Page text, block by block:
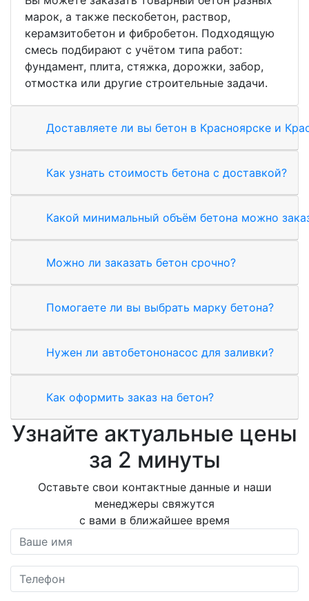
марок, а также пескобетон, раствор,
керамзитобетон и фибробетон. Подходящую
смесь подбирают с учётом типа работ:
фундамент, плита, стяжка, дорожки, забор,
отмостка или другие строительные задачи.
Доставляете ли вы бетон в Красноярске и
Как узнать стоимость бетона с доставкой?
Какой минимальный объём бетона можно
Можно ли заказать бетон срочно?
Помогаете ли вы выбрать марку бетона?
Нужен ли автобетононасос для заливки?
Как оформить заказ на бетон?
Узнайте актуальные цены
за 2 минуты
Оставьте свои контактные данные и наши
менеджеры свяжутся
с вами в ближайшее время